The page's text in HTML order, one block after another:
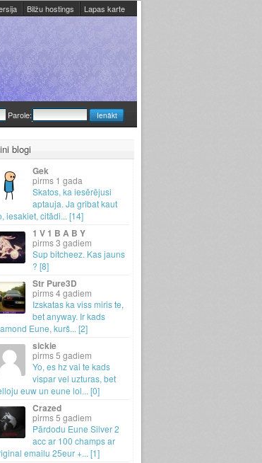
Bilžu hostings Lapas karte
Parole:
blogi
Gek
1 gada
Skatos, ka iesērējusi
aptauja. Ja gribat kaut
iesakiet, citādi... [14]
1 V 1 B A B Y
3 gadiem
Sup bitcheez. Kas jauns
? [8]
Str Pure3D
4 gadiem
Izskatas ka viss miris te,
bet anyway. Ir kads
Eune, kurš... [2]
sickie
5 gadiem
Yo, es hz vai te kads
vispar vel uzturas, bet
euw un eune lol... [0]
Crazed
5 gadiem
Pārdodu Eune Silver 2
acc ar 100 champs ar
emailu 25eur +... [1]